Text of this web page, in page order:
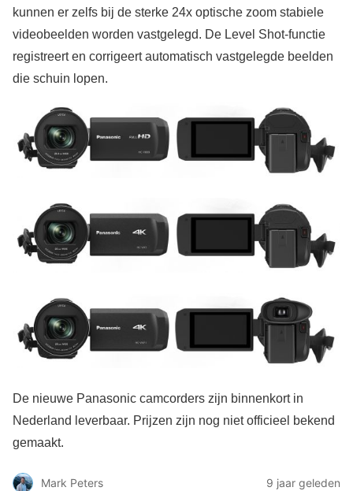
kunnen er zelfs bij de sterke 24x optische zoom stabiele
videobeelden worden vastgelegd. De Level Shot-functie
registreert en corrigeert automatisch vastgelegde beelden
die schuin lopen.
De nieuwe Panasonic camcorders zijn binnenkort in
Nederland leverbaar. Prijzen zijn nog niet officieel bekend
gemaakt.
Mark Peters
9 jaar geleden